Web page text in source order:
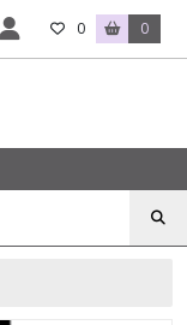
0 0